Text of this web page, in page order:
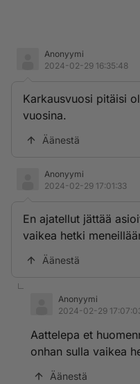
Anonyymi
2024-02-29 16:35:48
Karkausvuosi pitäisi
vuosina.
Äänestä
Anonyymi
2024-02-29 17:01:33
En ajatellut jättää
vaikea hetki
Äänestä
Anonyymi
2024-02-29
Aattelepa et
onhan sulla vaikea
Äänestä